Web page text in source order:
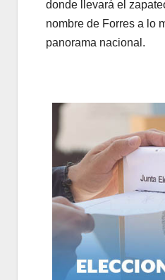
donde llevará el
nombre de Forres a lo
panorama nacional.